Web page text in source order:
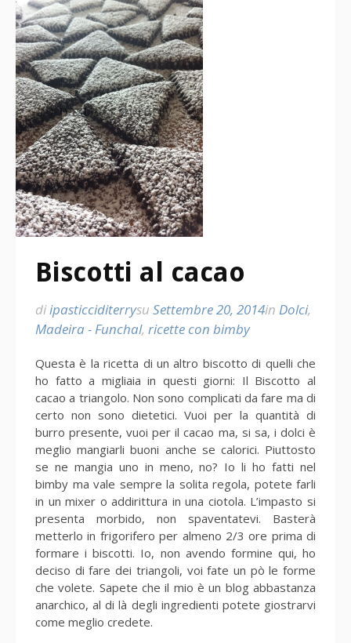
Biscotti al cacao
diipasticciditerrysu Settembre 20, 2014in Dolci,
Madeira - Funchal, ricette con bimby
Questa è la ricetta di un altro biscotto di quelli che
ho fatto a migliaia in questi giorni: Il Biscotto al
cacao a triangolo. Non sono complicati da fare ma di
certo non sono dietetici. Vuoi per la quantità di
burro presente, vuoi per il cacao ma, si sa, i dolci è
meglio mangiarli buoni anche se calorici. Piuttosto
se ne mangia uno in meno, no? Io li ho fatti nel
bimby ma vale sempre la solita regola, potete farli
in un mixer o addirittura in una ciotola. L’impasto si
presenta morbido, non spaventatevi. Basterà
metterlo in frigorifero per almeno 2/3 ore prima di
formare i biscotti. Io, non avendo formine qui, ho
deciso di fare dei triangoli, voi fate un pò le forme
che volete. Sapete che il mio è un blog abbastanza
anarchico, al di là degli ingredienti potete giostrarvi
come meglio credete.